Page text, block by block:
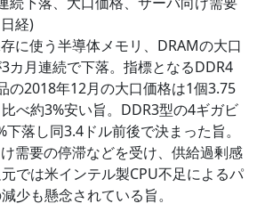
経)
に使う半導体メモリ、DRAMの大口
カ月連続で下落。指標となるDDR4
の2018年12月の大口価格は1個3.75
べ約3%安い旨。DDR3型の4ギガビ
落し同3.4ドル前後で決まった旨。
需要の停滞などを受け、供給過剰感
では米インテル製CPU不足によるパ
少も懸念されている旨。